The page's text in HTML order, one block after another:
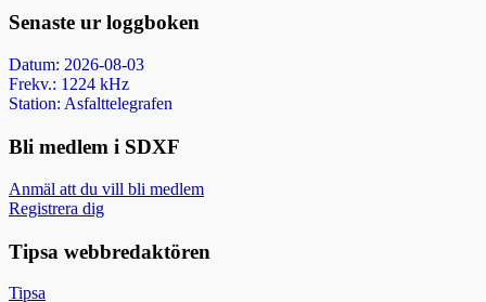
Senaste ur loggboken
Datum: 2026-08-03
Frekv.: 1224 kHz
Station: Asfalttelegrafen
Bli medlem i SDXF
Anmäl att du vill bli medlem
Registrera dig
Tipsa webbredaktören
Tipsa